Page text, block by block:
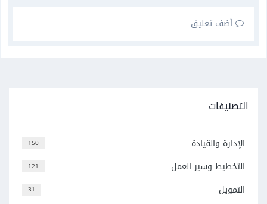
أضف تعليق
التصنيفات
150 الإدارة والقيادة
121 التخطيط وسير العمل
31 التمويل